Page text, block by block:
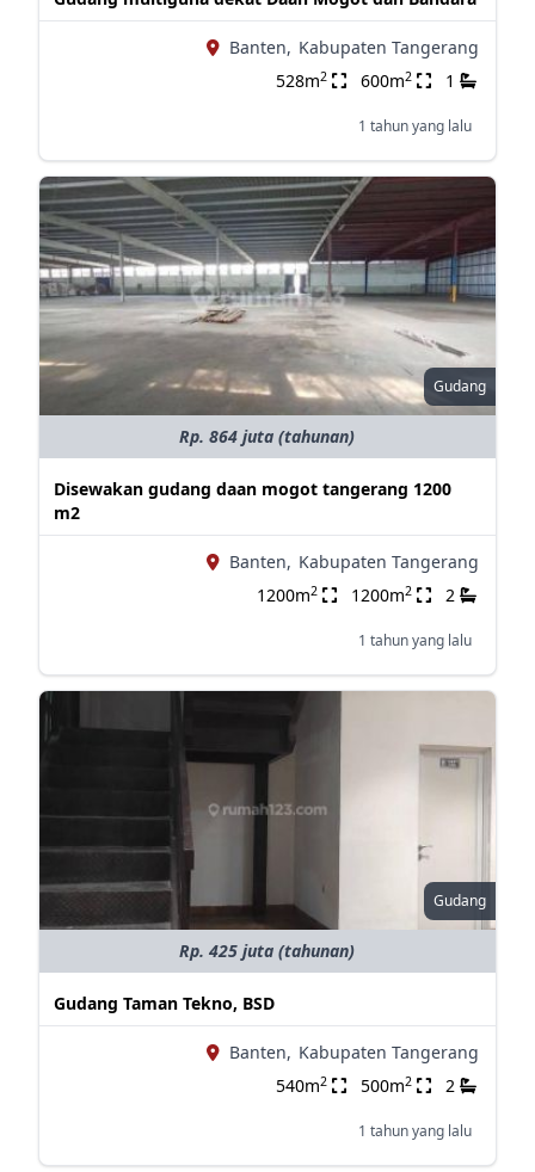
Banten, Kabupaten Tangerang
528m2 600m2 1
1 tahun yang lalu
Gudang
Rp. 864 juta (tahunan)
Disewakan gudang daan mogot tangerang 1200
m2
Banten, Kabupaten Tangerang
1200m2 1200m2 2
1 tahun yang lalu
Gudang
Rp. 425 juta (tahunan)
Gudang Taman Tekno, BSD
Banten, Kabupaten Tangerang
540m2 500m2 2
1 tahun yang lalu